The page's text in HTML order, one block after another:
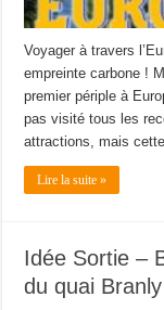
Voyager à travers
empreinte carbone !
premier périple à
pas visité tous les
attractions, mais
Lire la suite »
Idée Sortie –
du quai